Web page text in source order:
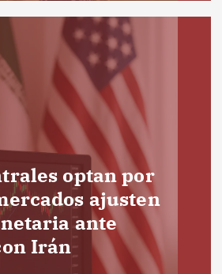
optan por
ajusten
ante
Irán